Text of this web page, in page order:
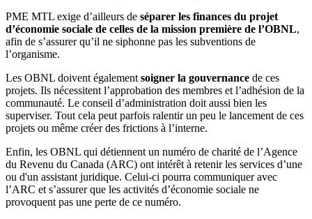
PME MTL exige d’ailleurs de séparer les finances du projet
d’économie sociale de celles de la mission première de l’OBNL,
afin de s’assurer qu’il ne siphonne pas les subventions de
l’organisme.
Les OBNL doivent égalementsoigner la gouvernance de ces
projets. Ils nécessitent l’approbation des membres et l’adhésion de la
communauté. Le conseil d’administration doit aussi bien les
superviser. Tout cela peut parfois ralentir un peu le lancement de ces
projets ou même créer des frictions à l’interne.
Enfin, les OBNL qui détiennent un numéro de charité de l’Agence
du Revenu du Canada (ARC) ont intérêt à retenir les services d’une
ou d'un assistant juridique. Celui-ci pourra communiquer avec
l’ARC et s’assurer que les activités d’économie sociale ne
provoquent pas une perte de ce numéro.